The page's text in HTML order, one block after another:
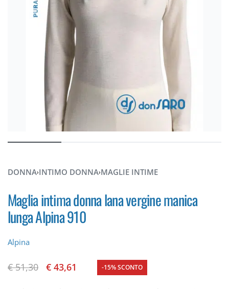
DONNA›INTIMO DONNA›MAGLIE INTIME
Maglia intima donna lana vergine manica
lunga Alpina 910
Alpina
€51,30 € 43,61 -15% SCONTO